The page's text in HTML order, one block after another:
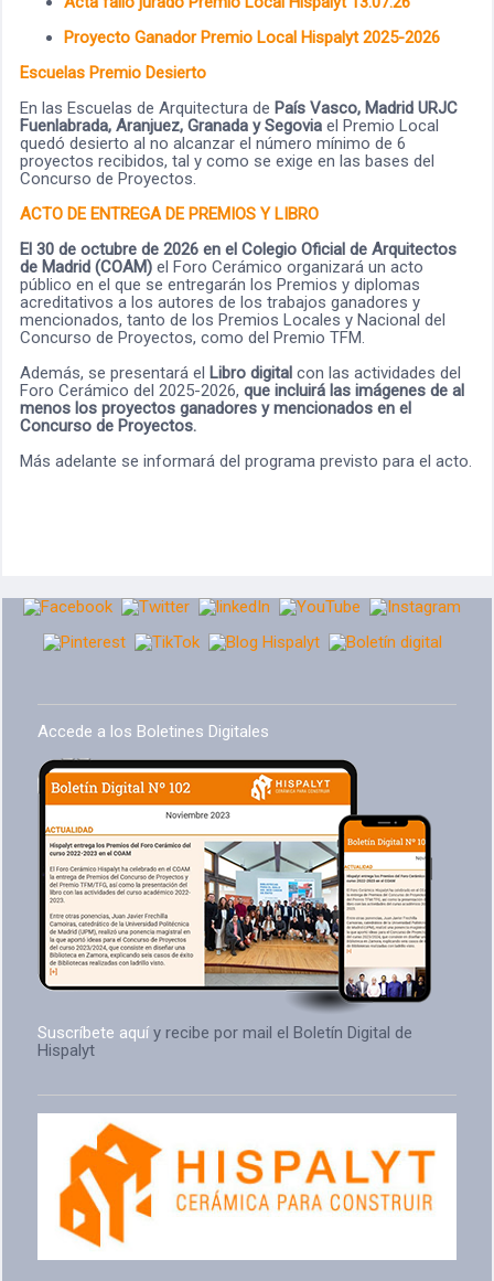
Proyecto Ganador Premio Local Hispalyt 2025-2026
Escuelas Premio Desierto
En las Escuelas de Arquitectura de País Vasco, Madrid URJC
Fuenlabrada, Aranjuez, Granada y Segoviael Premio Local
quedó desierto al no alcanzar el número mínimo de 6
proyectos recibidos, tal y como se exige en las bases del
Concurso de Proyectos.
ACTO DE ENTREGA DE PREMIOS Y LIBRO
El 30 de octubre de 2026 en el Colegio Oficial de Arquitectos
de Madrid (COAM) el Foro Cerámico organizará un acto
público en el que se entregarán los Premios y diplomas
acreditativos a los autores de los trabajos ganadores y
mencionados, tanto de los Premios Locales y Nacional del
Concurso de Proyectos, como del Premio TFM.
Además, se presentará el Libro digitalcon las actividades del
Foro Cerámico del 2025-2026,que incluirá las imágenes de al
menos los proyectos ganadores y mencionados en el
Concurso de Proyectos.
Más adelante se informará del programa previsto para el acto.
Accede a los Boletines Digitales
Suscríbete aquí y recibe por mail el Boletín Digital de
Hispalyt